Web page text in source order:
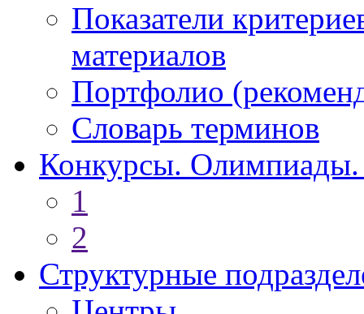
Показатели
материалов
Портфолио
Словарь терминов
Конкурсы.
1
2
Структурные